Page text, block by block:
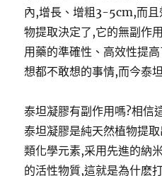
內,增長、增粗3-5cm,而且
物提取決定了,它的無副作
用藥的準確性、高效性提
想都不敢想的事情,而今泰
泰坦凝膠有副作用嗎?相信
泰坦凝膠是純天然植物提
類化學元素,采用先進的納
的活性物質,這就是為什麽